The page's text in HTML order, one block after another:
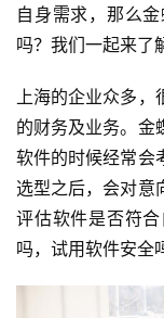
自身需求，那么
吗？我们一起来了
上海的企业众多，
的财务及业务。金
软件的时候经常会
选型之后，会对意
评估软件是否符
吗，试用软件安全